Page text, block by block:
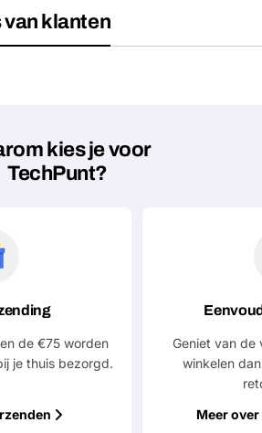
klanten
kies je voor
TechPunt?
de €75 worden
je thuis bezorgd.
Geniet van de
winkelen
Meer